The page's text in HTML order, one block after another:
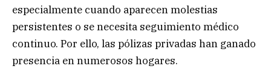
especialmente cuando aparecen molestias
persistentes o se necesita seguimiento médico
continuo. Por ello, las pólizas privadas han ganado
presencia en numerosos hogares.